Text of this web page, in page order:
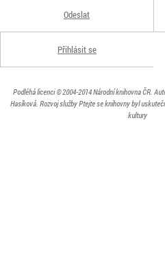
Odeslat
Přihlásit se
Podléhá licenci© 2004-2014Národní knihovna ČR.
Hasíková. Rozvoj služby Ptejte se knihovny byl
kultury